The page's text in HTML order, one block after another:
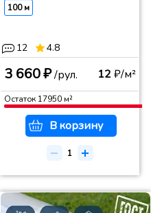
100 м
12 4.8
3 660 ₽/рул. 12₽/м²
Остаток 17950м²
В корзину